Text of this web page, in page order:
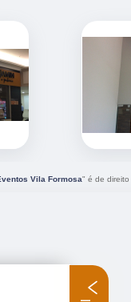
Vila Formosa" é de